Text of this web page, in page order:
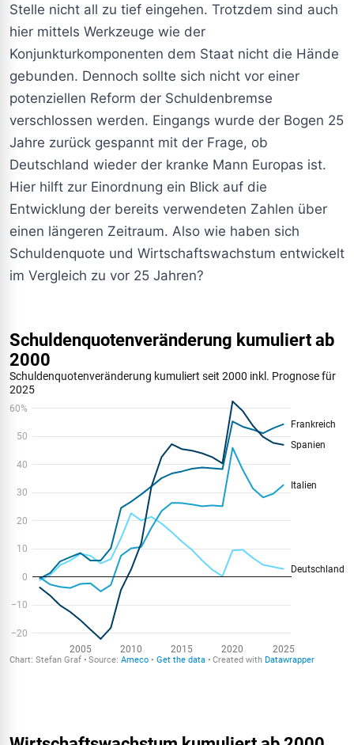
Stelle nicht all zu tief eingehen. Trotzdem sind auch
hier mittels Werkzeuge wie der
Konjunkturkomponenten dem Staat nicht die Hände
gebunden. Dennoch sollte sich nicht vor einer
potenziellen Reform der Schuldenbremse
verschlossen werden. Eingangs wurde der Bogen 25
Jahre zurück gespannt mit der Frage, ob
Deutschland wieder der kranke Mann Europas ist.
Hier hilft zur Einordnung ein Blick auf die
Entwicklung der bereits verwendeten Zahlen über
einen längeren Zeitraum. Also wie haben sich
Schuldenquote und Wirtschaftswachstum entwickelt
im Vergleich zu vor 25 Jahren?